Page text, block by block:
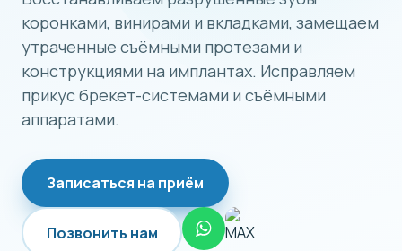
коронками, винирами и вкладками, замещаем
утраченные съёмными протезами и
конструкциями на имплантах. Исправляем
прикус брекет-системами и съёмными
аппаратами.
Записаться на приём
Позвонить нам